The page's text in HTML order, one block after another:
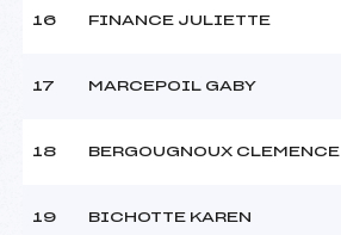
Pénalité appliquée :
16 FINANCE JULIETTE
17 MARCEPOIL GABY
18 BERGOUGNOUX CLEMENCE
19 BICHOTTE KAREN